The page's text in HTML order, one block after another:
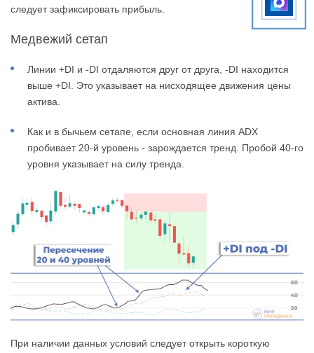
следует зафиксировать прибыль.
Медвежий сетап
Линии +DI и -DI отдаляются друг от друга, -DI находится
выше +DI. Это указывает на нисходящее движения цены
актива.
Как и в бычьем сетапе, если основная линия ADX
пробивает 20-й уровень - зарождается тренд. Пробой 40-го
уровня указывает на силу тренда.
При наличии данных условий следует открыть короткую